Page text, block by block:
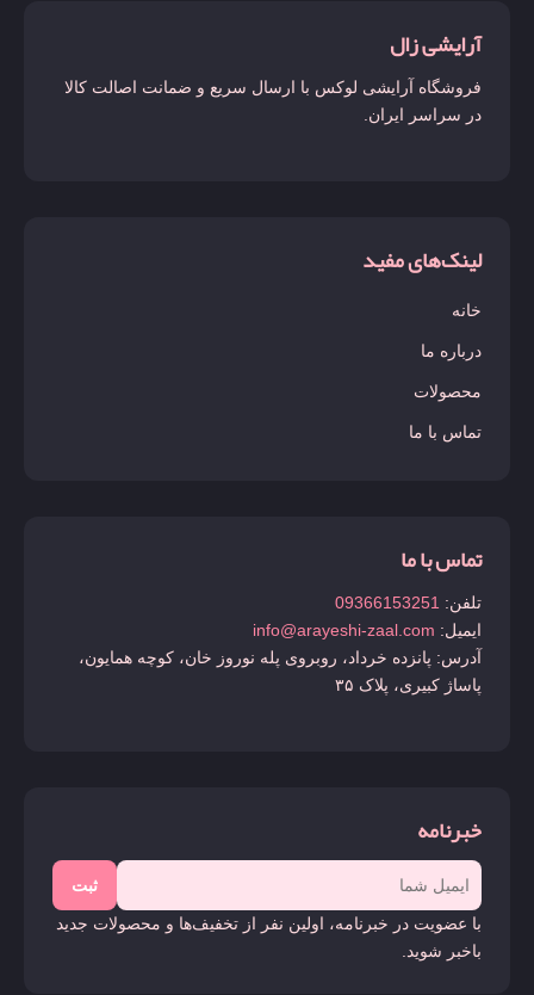
آرایشی زال
فروشگاه آرایشی لوکس با ارسال سریع و ضمانت اصالت کالا
در سراسر ایران.
لینک‌های مفید
خانه
درباره ما
محصولات
تماس با ما
تماس با ما
تلفن: 09366153251
ایمیل: info@arayeshi-zaal.com
آدرس: پانزده خرداد، روبروی پله نوروز خان، کوچه همایون،
پاساژ کبیری، پلاک ۳۵
خبرنامه
ثبت
با عضویت در خبرنامه، اولین نفر از تخفیف‌ها و محصولات جدید
باخبر شوید.